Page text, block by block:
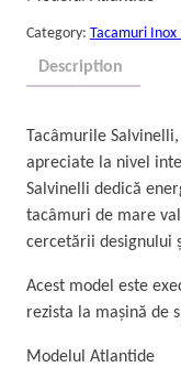
Category: Tacamuri Inox
Description
Tacâmurile
apreciate la nivel
Salvinelli dedică
tacâmuri de mare
cercetării designului
Acest model este
rezista la mașină de
Modelul Atlantide